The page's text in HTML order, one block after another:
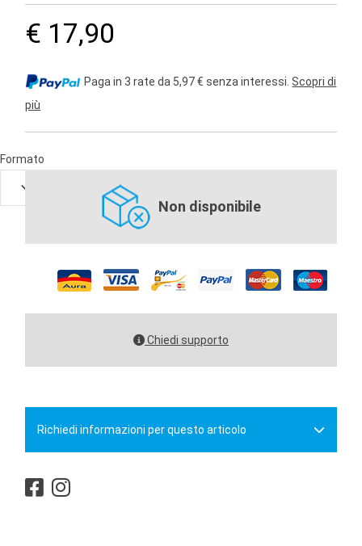
€ 17,90
Paga in 3 rate da 5,97 € senza interessi.Scopri di
più
Formato
Non disponibile
Chiedi supporto
Richiedi informazioni per questo articolo